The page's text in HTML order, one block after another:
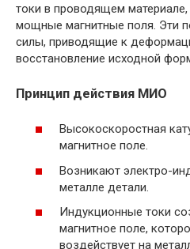
токи в проводящем материале,
мощные магнитные поля. Эти
силы, приводящие к
восстановление исходной
Принцип действия МИО
Высокоскоростная
магнитное поле.
Возникают электро-
металле детали.
Индукционные токи
магнитное поле,
воздействует на